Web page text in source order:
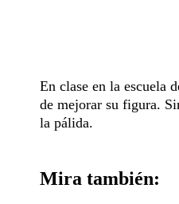
En clase en la escuela
de mejorar su figura.
la pálida.
Mira también: